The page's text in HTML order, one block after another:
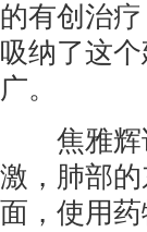
的有创治
吸纳了这
广。
焦雅辉说
激，肺部
面，使用